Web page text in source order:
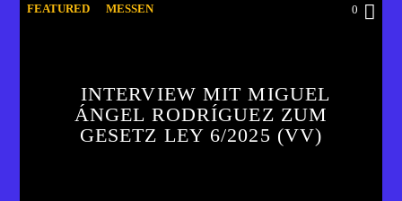
FEATURED MESSEN 0
INTERVIEW MIT MIGUEL
ÁNGEL RODRÍGUEZ ZUM
GESETZ LEY 6/2025 (VV)